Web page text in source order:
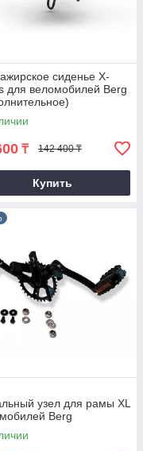
сиденье X-
для веломобилей Berg
₸ 142 400 ₸
Купить
узел для рамы XL
Berg